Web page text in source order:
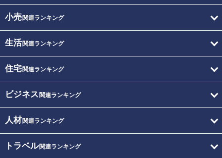
小売関連ランキング
生活関連ランキング
住宅関連ランキング
ビジネス 関連ランキング
人材関連ランキング
トラベル関連ランキング